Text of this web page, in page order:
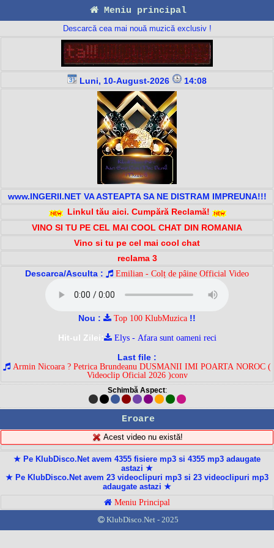
Meniu principal
Descarcă cea mai nouă muzică exclusiv !
Luni, 10-August-2026 14:08
www.INGERII.NET VA ASTEAPTA SA NE DISTRAM IMPREUNA!!!
Linkul tău aici. Cumpără Reclamă!
VINO SI TU PE CEL MAI COOL CHAT DIN ROMANIA
Vino si tu pe cel mai cool chat
reclama 3
Descarca/Asculta :
Emilian - Colț de pâine Official Video
Nou : Top 100 KlubMuzica !!
Hit-ul Zilei:
Elys - Afara sunt oameni reci
Last file :
Armin Nicoara ? Petrica Brundeanu DUSMANII IMI POARTA NOROC (
Videoclip Oficial 2026 )conv
Schimbă Aspect:
Eroare
Acest video nu există!
★ Pe KlubDisco.Net avem 4355 fisiere mp3 si 4355 mp3 adaugate
astazi ★
★ Pe KlubDisco.Net avem 23 videoclipuri mp3 si 23 videoclipuri mp3
adaugate astazi ★
Meniu Principal
KlubDisco.Net - 2025